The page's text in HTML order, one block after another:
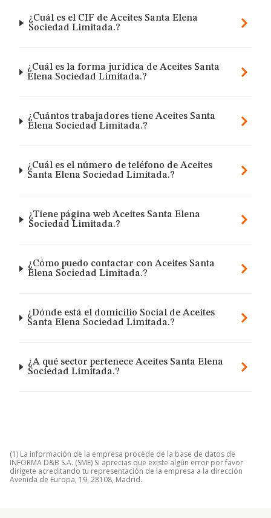
¿Cuál es el CIF de Aceites Santa Elena
Sociedad Limitada.?
¿Cuál es la forma jurídica de Aceites Santa
Elena Sociedad Limitada.?
¿Cuántos trabajadores tiene Aceites Santa
Elena Sociedad Limitada.?
¿Cuál es el número de teléfono de Aceites
Santa Elena Sociedad Limitada.?
¿Tiene página web Aceites Santa Elena
Sociedad Limitada.?
¿Cómo puedo contactar con Aceites Santa
Elena Sociedad Limitada.?
¿Dónde está el domicilio Social de Aceites
Santa Elena Sociedad Limitada.?
¿A qué sector pertenece Aceites Santa Elena
Sociedad Limitada.?
(1) La información de la empresa procede de la base de datos de
INFORMA D&B S.A. (SME) Si aprecias que existe algún error por favor
dirígete acreditando tu representación de la empresa a la dirección
Avenida de Europa, 19, 28108, Madrid.